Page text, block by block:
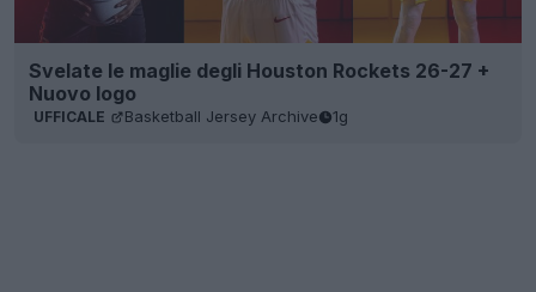
Svelate le maglie degli Houston Rockets 26-27 +
Nuovo logo
UFFICALE Basketball Jersey Archive 1g